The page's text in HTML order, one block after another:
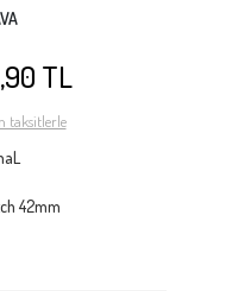
TL
taksitlerle
42mm